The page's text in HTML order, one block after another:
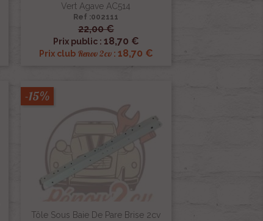
Vert Agave AC514
Ref :002111
22,00 €
Prix public : 18,70 €
Prix club Renov 2cv: 18,70 €
 Aperçu rapide
Tôle Sous Baie De Pare Brise 2cv
-15%